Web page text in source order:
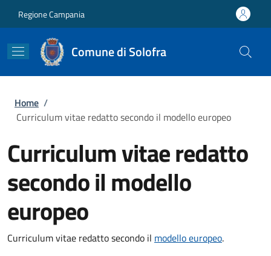
Regione Campania
Comune di Solofra
Briciole di pane
Home /
Curriculum vitae redatto secondo il modello europeo
Curriculum vitae redatto
secondo il modello
europeo
Curriculum vitae redatto secondo il modello europeo.